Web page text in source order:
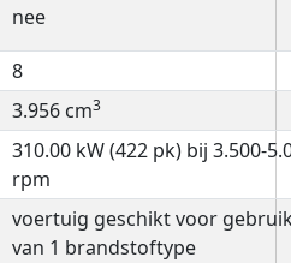
nee
8
3.956 cm3
310.00 kW (422 pk) bij
rpm
voertuig geschikt voor
van 1 brandstoftype